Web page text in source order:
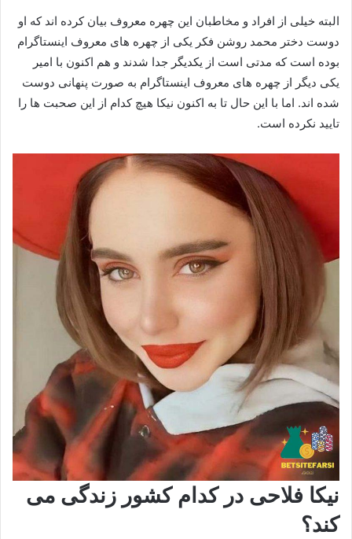
البته خیلی از افراد و مخاطبان این چهره معروف بیان کرده اند که او
دوست دختر محمد روشن فکر یکی از چهره های معروف اینستاگرام
بوده است که مدتی است از یکدیگر جدا شدند و هم اکنون با امیر
یکی دیگر از چهره‌ های معروف اینستاگرام به صورت پنهانی دوست
شده‌ اند. اما با این حال تا به اکنون نیکا هیچ کدام از این صحبت ها را
تایید نکرده است.
نیکا فلاحی در کدام کشور زندگی می
کند؟